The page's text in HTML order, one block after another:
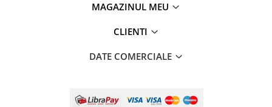
MAGAZINUL MEU
CLIENTI
DATE COMERCIALE